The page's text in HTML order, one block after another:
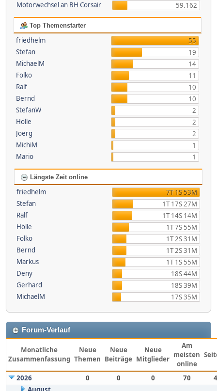
Motorwechsel an BH Corsair 59.162
Top Themenstarter
friedhelm
55
Stefan
19
MichaelM
14
Folko
11
Ralf
10
Bernd
10
StefanW
2
Hölle
2
Joerg
2
MichiM
1
Mario
1
Längste Zeit online
friedhelm
7T 1S 53M
Stefan
1T 17S 27M
Ralf
1T 14S 14M
Hölle
1T 7S 55M
Folko
1T 2S 31M
Bernd
1T 2S 31M
Markus
1T 1S 55M
Deny
18S 44M
Gerhard
18S 39M
MichaelM
17S 35M
Forum-Verlauf
Monatliche
Zusammenfassung
Neue
Themen
Neue
Beiträge
Neue
Mitglieder
Am
meisten
online
2026 0 0 0 70